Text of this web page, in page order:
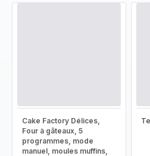
Cake Factory Délices,
Four à gâteaux, 5
programmes, mode
manuel, moules muffins,